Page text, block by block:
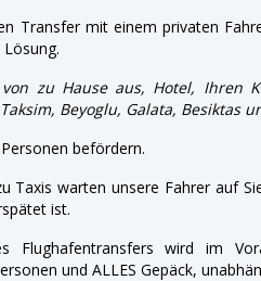
Transfer mit einem privaten
zu Hause aus, Hotel, Ihren
Beyoglu, Galata, Besiktas
befördern.
Taxis warten unsere Fahrer auf
ist.
Flughafentransfers wird im
und ALLES Gepäck,